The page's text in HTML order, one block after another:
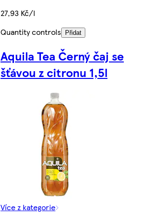
27,93 Kč/l
Quantity controls
Přidat
Aquila Tea Černý čaj se
šťávou z citronu 1,5l
Více z kategorie